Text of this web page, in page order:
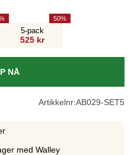
5-pack
525 kr
50
NÅ
Artikkelnr:AB029-SET5
med Walley